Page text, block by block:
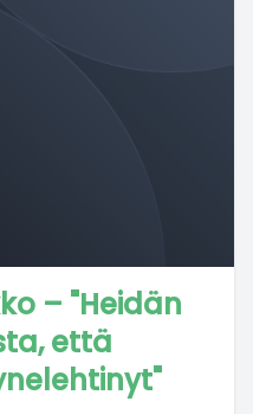
– "Heidän
että